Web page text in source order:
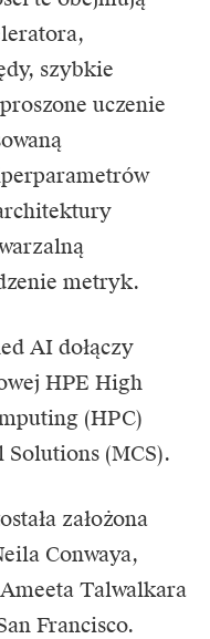
szybkie
uczenie
metryk.
AI dołączy
HPE High
(HPC)
(MCS).
założona
Conwaya,
Talwalkara
Francisco.